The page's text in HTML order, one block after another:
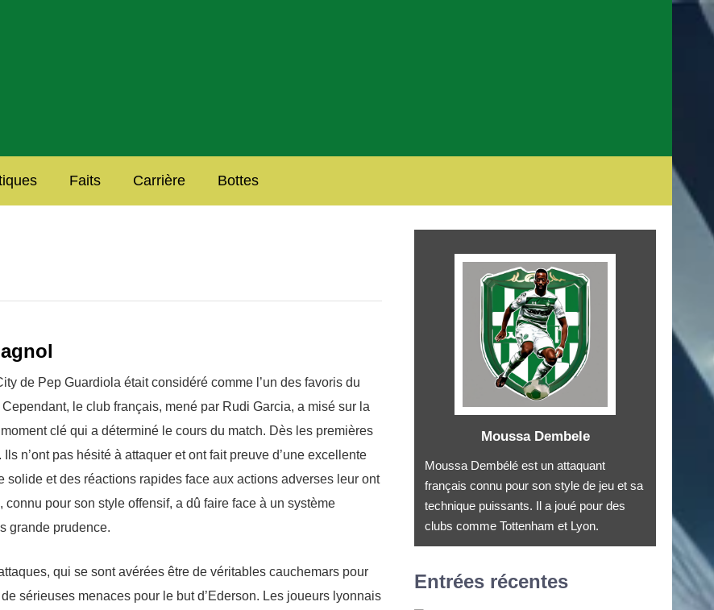
Faits Carrière Bottes
de Pep Guardiola était considéré comme l’un des favoris du
le club français, mené par Rudi Garcia, a misé sur la
clé qui a déterminé le cours du match. Dès les premières
n’ont pas hésité à attaquer et ont fait preuve d’une excellente
et des réactions rapides face aux actions adverses leur ont
pour son style offensif, a dû faire face à un système
grande prudence.
qui se sont avérées être de véritables cauchemars pour
sérieuses menaces pour le but d’Ederson. Les joueurs lyonnais
Moussa Dembele
Moussa Dembélé est un attaquant
français connu pour son style de jeu et sa
technique puissants. Il a joué pour des
clubs comme Tottenham et Lyon.
Entrées récentes